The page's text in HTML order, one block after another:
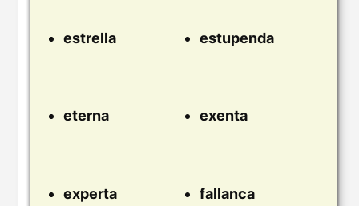
estrella estupenda
eterna exenta
experta fallanca